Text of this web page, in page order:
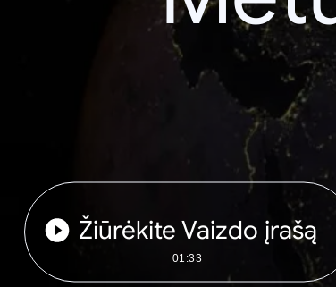
Žiūrėkite Vaizdo įrašą
01:33